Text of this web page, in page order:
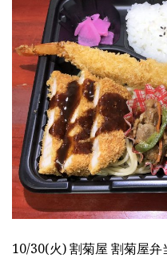
10/30(火) 割菊屋 割菊屋